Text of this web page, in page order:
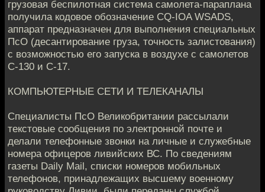
грузовая беспилотная система самолета-параплана
получила кодовое обозначение CQ-IOA WSADS,
аппарат предназначен для выполнения специальных
ПсО (десантирование груза, точность залистования)
с возможностью его запуска в воздухе с самолетов
С-130 и С-17.
КОМПЬЮТЕРНЫЕ СЕТИ И ТЕЛЕКАНАЛЫ
Специалисты ПсО Великобритании рассылали
текстовые сообщения по электронной почте и
делали телефонные звонки на личные и служебные
номера офицеров ливийских ВС. По сведениям
газеты Daily Mail, списки номеров мобильных
телефонов, принадлежащих высшему военному